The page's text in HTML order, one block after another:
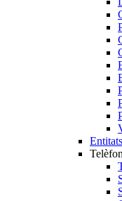
Entitats